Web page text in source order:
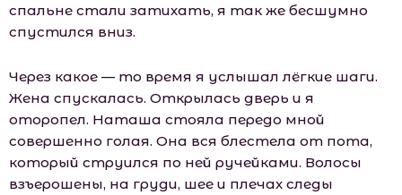
спальне стали затихать, я так же бесшумно
спустился вниз.
Через какое — то время я услышал лёгкие шаги.
Жена спускалась. Открылась дверь и я
оторопел. Наташа стояла передо мной
совершенно голая. Она вся блестела от пота,
который струился по ней ручейками. Волосы
взъерошены, на груди, шее и плечах следы